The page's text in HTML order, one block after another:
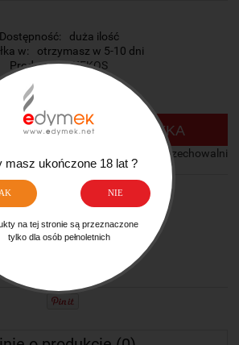
Dostępność:
duża ilość
w:
otrzymasz w 5-10 dni
Producent: KEKOS
Cena:
DO KOSZYKA
dodaj do przechowalni
zapytaj o produkt
poleć znajomemu
masz ukończone 18 lat ?
NIE
na tej stronie są przeznaczone
tylko dla osób pełnoletnich